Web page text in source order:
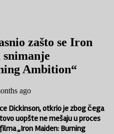
zašto se Iron
snimanje
Ambition“
ago
Dickinson, otkrio je zbog čega
uopšte ne mešaju u proces
„Iron Maiden: Burning